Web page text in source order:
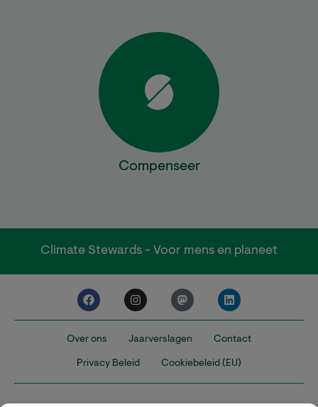
Compenseer
Climate Stewards - Voor mens en planeet
Over ons Jaarverslagen Contact
Privacy Beleid Cookiebeleid (EU)